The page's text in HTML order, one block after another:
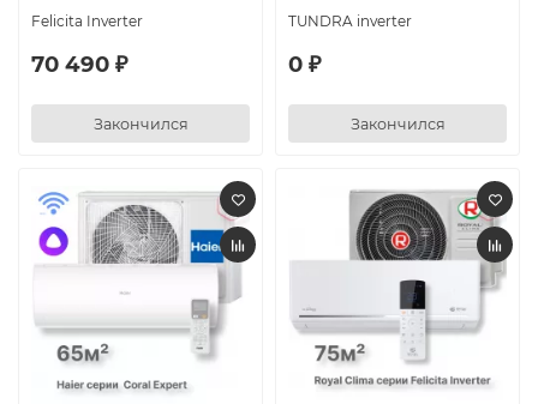
Felicita Inverter
70 490 ₽
Закончился
TUNDRA inverter
0 ₽
Закончился